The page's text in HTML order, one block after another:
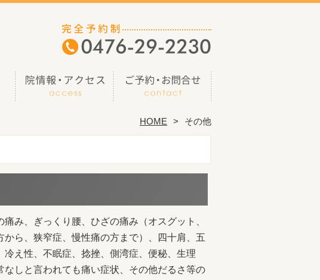
HOME その他
み、ぎっくり腰、ひざの痛み（オスグット、
ら、狭窄症、慢性痛の方まで）、四十肩、五
え性、不眠症、捻挫、側湾症、便秘、生理
しと言われても痛い症状、その他だるさ等の